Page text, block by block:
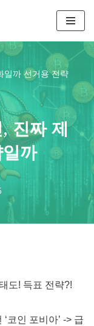
일까 선거용 전략
진짜 제
까
도! 득표 전략?!
코인 포비아’ -> 급